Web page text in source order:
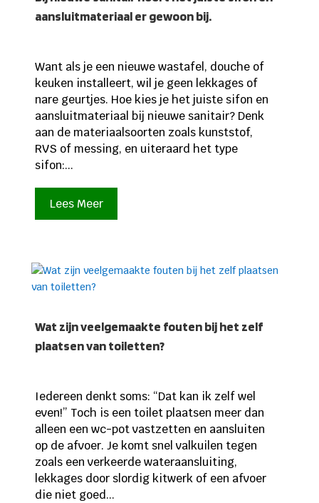
aansluitmateriaal er gewoon bij.
Want als je een nieuwe wastafel, douche of
keuken installeert, wil je geen lekkages of
nare geurtjes. Hoe kies je het juiste sifon en
aansluitmateriaal bij nieuwe sanitair? Denk
aan de materiaalsoorten zoals kunststof,
RVS of messing, en uiteraard het type
sifon:...
Lees Meer
Wat zijn veelgemaakte fouten bij het zelf
plaatsen van toiletten?
Iedereen denkt soms: “Dat kan ik zelf wel
even!” Toch is een toilet plaatsen meer dan
alleen een wc-pot vastzetten en aansluiten
op de afvoer. Je komt snel valkuilen tegen
zoals een verkeerde wateraansluiting,
lekkages door slordig kitwerk of een afvoer
die niet goed...